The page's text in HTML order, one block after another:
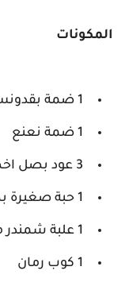
المكونات
1 ضمة بقدونس
1 ضمة نعنع
3 عود بصل اخضر
1 حبة صغيرة بصل احمر
1 علبة شمندر مفروم ناعم
1 كوب رمان